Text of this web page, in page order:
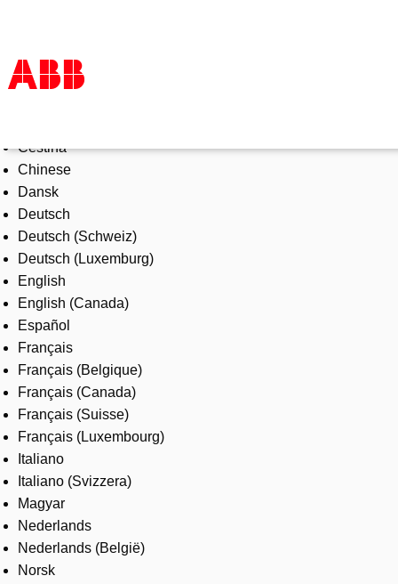
Products & Solutions
Industries
Services
About us
Where to buy
Contact us
Careers
Čeština
Chinese
Dansk
Deutsch
Deutsch (Schweiz)
Deutsch (Luxemburg)
English
English (Canada)
Español
Français
Français (Belgique)
Français (Canada)
Français (Suisse)
Français (Luxembourg)
Italiano
Italiano (Svizzera)
Magyar
Nederlands
Nederlands (België)
Norsk